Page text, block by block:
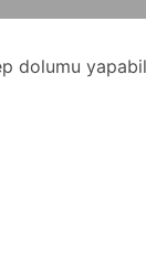
dolumu